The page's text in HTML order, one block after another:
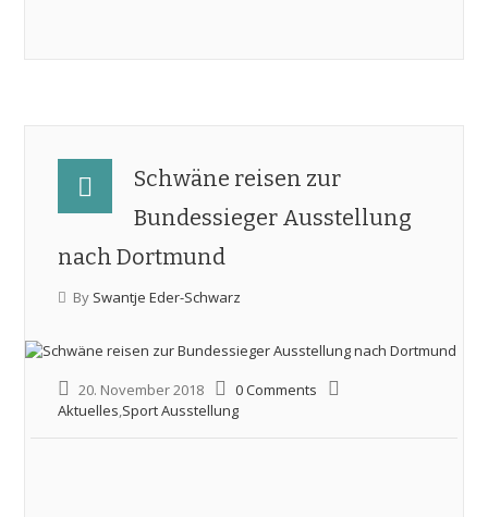
Schwäne reisen zur
Bundessieger Ausstellung
nach Dortmund
By Swantje Eder-Schwarz
20. November 2018
0 Comments
Aktuelles,Sport Ausstellung